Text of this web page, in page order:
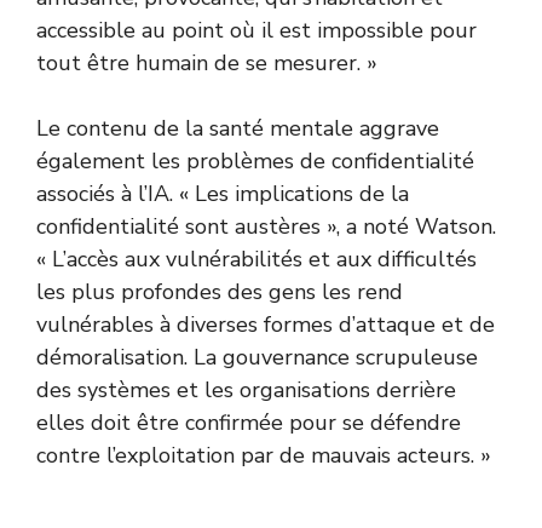
accessible au point où il est impossible pour
tout être humain de se mesurer. »
Le contenu de la santé mentale aggrave
également les problèmes de confidentialité
associés à l’IA. « Les implications de la
confidentialité sont austères », a noté Watson.
« L’accès aux vulnérabilités et aux difficultés
les plus profondes des gens les rend
vulnérables à diverses formes d’attaque et de
démoralisation. La gouvernance scrupuleuse
des systèmes et les organisations derrière
elles doit être confirmée pour se défendre
contre l’exploitation par de mauvais acteurs. »